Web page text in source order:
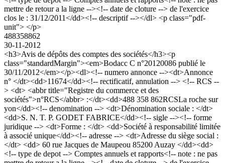
mettre de retour a la ligne --><!-- date de cloture --> de l'exercice
clos le : 31/12/2011</dd><!-- descriptif --></dl> <p class="pdf-
unit"> </p>
488358862
30-11-2012
<h3>Avis de dépôts des comptes des sociétés</h3><p
class="standardMargin"><em>Bodacc C n°20120086 publié le
30/11/2012</em></p><dl><!-- numero annonce --><dt>Annonce
n° </dt><dd>11674</dd><!-- rectificatif, annulation --> <!-- RCS --
> <dt> <abbr title="Registre du commerce et des
sociétés">n°RCS</abbr> :</dt><dd>488 358 862RCSLa roche sur
yon</dd><!-- denomination --> <dt>Dénomination sociale : </dt>
<dd>S. N. T. P. GODET FABRICE</dd><!-- sigle --><!-- forme
juridique --> <dt>Forme : </dt> <dd>Société à responsabilité limitée
à associé unique</dd><!-- adresse --> <dt>Adresse du siège social :
</dt> <dd> 60 rue Jacques de Maupeou 85200 Auzay </dd><dd>
<!-- type de depot --> Comptes annuels et rapports<!-- note : ne pas